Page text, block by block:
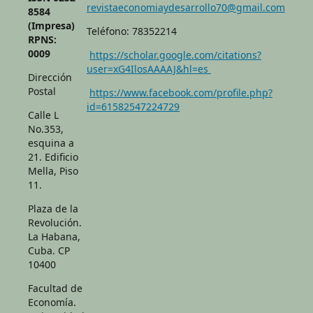
8584
(Impresa)
RPNS:
0009
Dirección
Postal
Calle L
No.353,
esquina a
21. Edificio
Mella, Piso
11.
Plaza de la
Revolución.
La Habana,
Cuba. CP
10400
Facultad de
Economía.
revistaeconomiaydesarrollo70@gmail.com
Teléfono: 78352214
https://scholar.google.com/citations?
user=xG4IlosAAAAJ&hl=es
https://www.facebook.com/profile.php?
id=61582547224729